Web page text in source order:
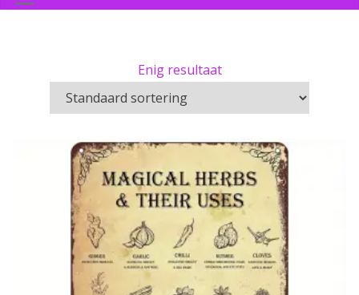
Enig resultaat